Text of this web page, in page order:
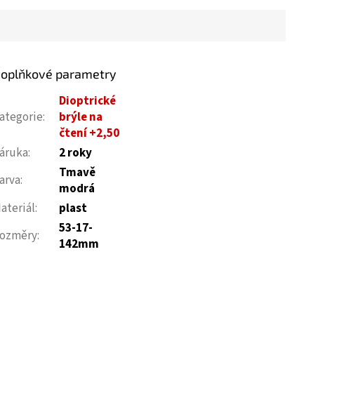
parametry
:
Dioptrické
brýle na
čtení +2,50
:
2 roky
:
Tmavě
modrá
:
plast
:
53-17-
142mm